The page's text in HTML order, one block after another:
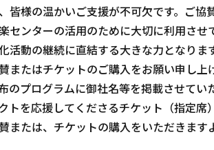
皆様の温かいご支援が不可欠です。ご協
センターの活用のために大切に利用させ
活動の継続に直結する大きな力となりま
またはチケットのご購入をお願い申し
のプログラムに御社名等を掲載させてい
トを応援してくださるチケット（指定席
または、チケットの購入をいただきます